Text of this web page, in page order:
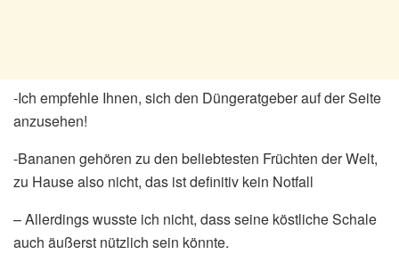
-Ich empfehle Ihnen, sich den Düngeratgeber auf der Seite
anzusehen!
-Bananen gehören zu den beliebtesten Früchten der Welt,
zu Hause also nicht, das ist definitiv kein Notfall
– Allerdings wusste ich nicht, dass seine köstliche Schale
auch äußerst nützlich sein könnte.